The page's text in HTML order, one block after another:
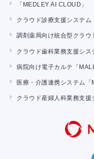
「MEDLEY AI CLOUD」
クラウド診療支援システム
調剤薬局向け統合型クラウ
クラウド歯科業務支援シス
病院向け電子カルテ「MALL
医療・介護連携システム「
クラウド産婦人科業務支援